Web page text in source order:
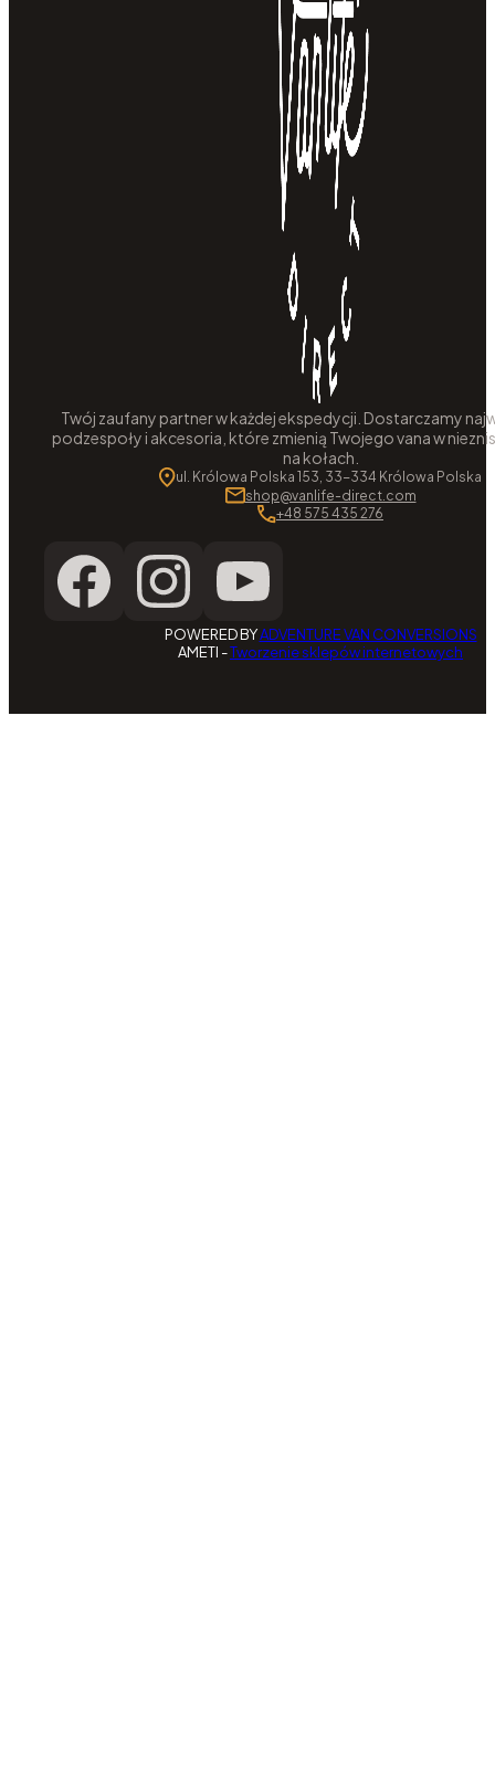
Twój zaufany partner w każdej ekspedycji. Dostarczamy
podzespoły i akcesoria, które zmienią Twojego vana w
na kołach.
ul. Królowa Polska 153, 33-334 Królowa Polska
shop@vanlife-direct.com
+48 575 435 276
POWERED BYADVENTURE VAN CONVERSIONS
AMETI -Tworzenie sklepów internetowych